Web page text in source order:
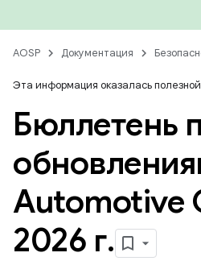
AOSP Документация
Эта информация оказалась
Бюллетень
Automotive
2026 г.